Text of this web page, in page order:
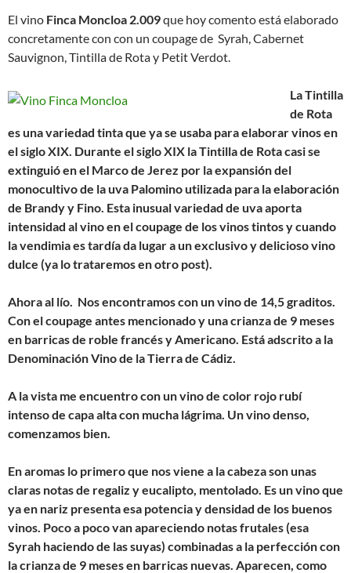
El vino Finca Moncloa 2.009que hoy comento está elaborado
concretamente con con un coupage de Syrah, Cabernet
Sauvignon, Tintilla de Rota y Petit Verdot.
La Tintilla
de Rota
es una variedad tinta que ya se usaba para elaborar vinos en
el siglo XIX. Durante el siglo XIX la Tintilla de Rota casi se
extinguió en el Marco de Jerez por la expansión del
monocultivo de la uva Palomino utilizada para la elaboración
de Brandy y Fino. Esta inusual variedad de uva aporta
intensidad al vino en el coupage de los vinos tintos y cuando
la vendimia es tardía da lugar a un exclusivo y delicioso vino
dulce (ya lo trataremos en otro post).
Ahora al lío. Nos encontramos con un vino de 14,5 graditos.
Con el coupage antes mencionado y una crianza de 9 meses
en barricas de roble francés y Americano. Está adscrito a la
Denominación Vino de la Tierra de Cádiz.
A la vista me encuentro con un vino de color rojo rubí
intenso de capa alta con mucha lágrima. Un vino denso,
comenzamos bien.
En aromas lo primero que nos viene a la cabeza son unas
claras notas de regaliz y eucalipto, mentolado. Es un vino que
ya en nariz presenta esa potencia y densidad de los buenos
vinos. Poco a poco van apareciendo notas frutales (esa
Syrah haciendo de las suyas) combinadas a la perfección con
la crianza de 9 meses en barricas nuevas. Aparecen, como